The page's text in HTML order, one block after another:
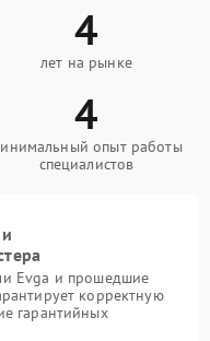
4
лет на рынке
4
опыт работы
специалистов
Evga и прошедшие
корректную
гарантийных